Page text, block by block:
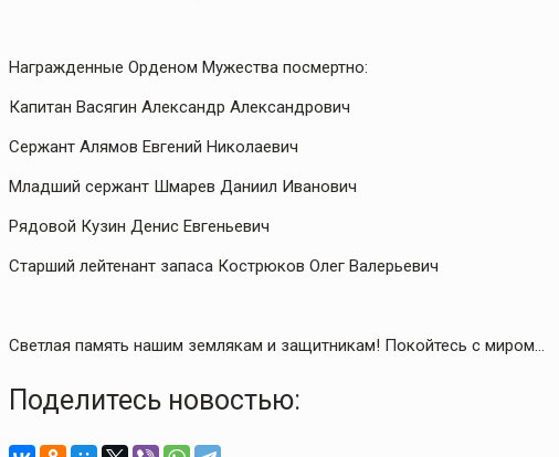
Награжденные Орденом Мужества посмертно:
Капитан Васягин Александр Александрович
Сержант Алямов Евгений Николаевич
Младший сержант Шмарев Даниил Иванович
Рядовой Кузин Денис Евгеньевич
Старший лейтенант запаса Кострюков Олег Валерьевич
Светлая память нашим землякам и защитникам! Покойтесь с миром…
Поделитесь новостью: